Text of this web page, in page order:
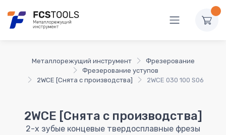
Металлорежущий инструмент
Фрезерование
Фрезерование уступов
2WCE [Снята с производства]
2WCE 030 100 S06
2WCE [Снята с производства]
2-х зубые концевые твердосплавные фрезы